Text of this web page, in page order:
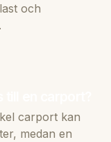
och
carport kan
medan en